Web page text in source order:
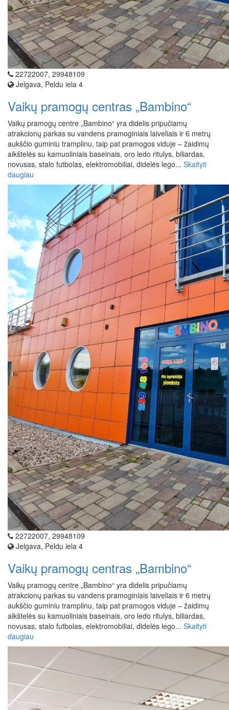
22722007, 29948109
Jelgava, Peldu iela 4
Vaikų pramogų centras „Bambino“
Vaikų pramogų centre „Bambino“ yra didelis pripučiamų
atrakcionų parkas su vandens pramoginiais laiveliais ir 6 metrų
aukščio guminiu tramplinu, taip pat pramogos viduje – žaidimų
aikštelės su kamuoliniais baseinais, oro ledo ritulys, biliardas,
novusas, stalo futbolas, elektromobiliai, didelės lego... Skaityti
daugiau
22722007, 29948109
Jelgava, Peldu iela 4
Vaikų pramogų centras „Bambino“
Vaikų pramogų centre „Bambino“ yra didelis pripučiamų
atrakcionų parkas su vandens pramoginiais laiveliais ir 6 metrų
aukščio guminiu tramplinu, taip pat pramogos viduje – žaidimų
aikštelės su kamuoliniais baseinais, oro ledo ritulys, biliardas,
novusas, stalo futbolas, elektromobiliai, didelės lego... Skaityti
daugiau